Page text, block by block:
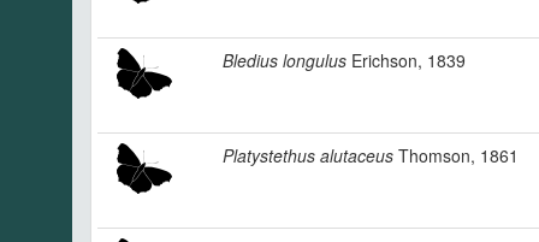
Bledius longulus Erichson, 1839
Platystethus alutaceus Thomson, 1861